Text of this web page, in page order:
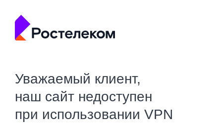
Уважаемый клиент,
наш сайт недоступен
при использовании VPN